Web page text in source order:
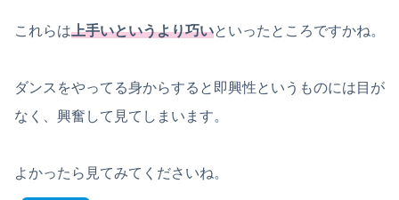
これらは上手いというより巧いといったところですかね。
ダンスをやってる身からすると即興性というものには目が
なく、興奮して見てしまいます。
よかったら見てみてくださいね。